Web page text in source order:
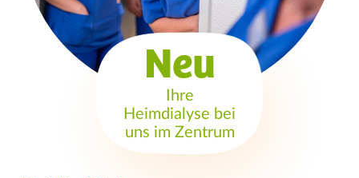
Neu
Ihre
Heimdialyse bei
uns im Zentrum